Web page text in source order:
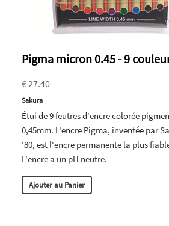
Pigma micron 0.45 - 9
€ 27.40
Sakura
Étui de 9 feutres d'encre colorée
0,45mm. L'encre Pigma, inventée par
'80, est l'encre permanente la plus
L'encre a un pH neutre.
Ajouter au Panier